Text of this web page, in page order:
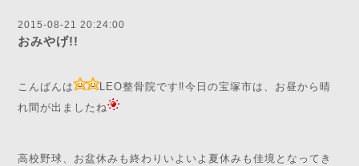
2015-08-21 20:24:00
おみやげ!!
こんばんは
LEO整骨院です‼️今日の宝塚市は、お昼から晴
れ間が出ましたね
高校野球、お盆休みも終わりいよいよ夏休みも佳境となってき